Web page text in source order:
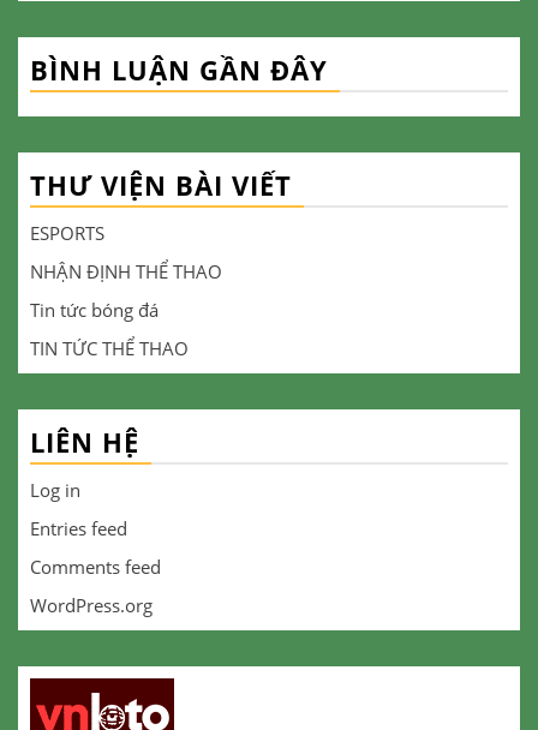
BÌNH LUẬN GẦN ĐÂY
THƯ VIỆN BÀI VIẾT
ESPORTS
NHẬN ĐỊNH THỂ THAO
Tin tức bóng đá
TIN TỨC THỂ THAO
LIÊN HỆ
Log in
Entries feed
Comments feed
WordPress.org